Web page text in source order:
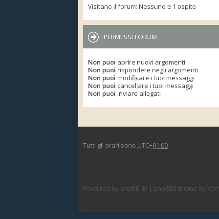
Visitano il forum: Nessuno e 1 ospite
PERMESSI FORUM
Non puoi aprire nuovi argomenti
Non puoi rispondere negli argomenti
Non puoi modificare i tuoi messaggi
Non puoi cancellare i tuoi messaggi
Non puoi inviare allegati
Tutti gli orari sono UTC+01:00
Powered by phpBB ® | phpBB3 theme by